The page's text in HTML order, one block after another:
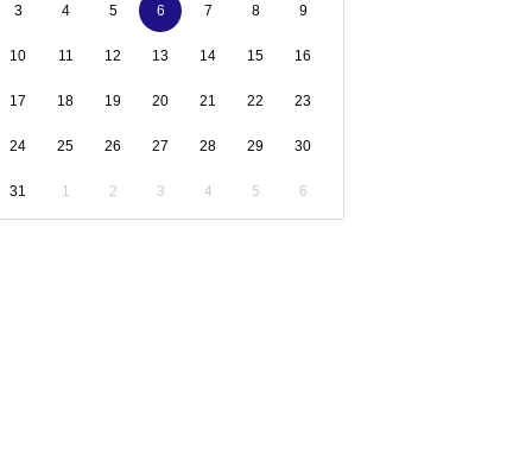
3 4 5 6 7 8 9
10 11 12 13 14 15 16
17 18 19 20 21 22 23
24 25 26 27 28 29 30
31 1 2 3 4 5 6